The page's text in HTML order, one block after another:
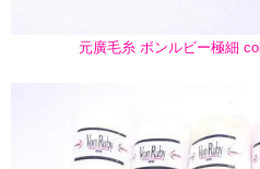
元廣毛糸 ボンルビー極細